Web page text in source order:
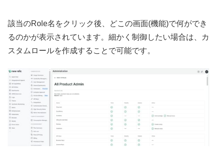
該当のRole名をクリック後、どこの画面(機能)で何ができ
るのかが表示されています。細かく制御したい場合は、カ
スタムロールを作成することで可能です。